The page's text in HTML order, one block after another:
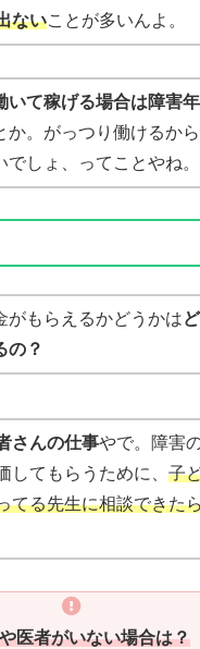
ないことが多いんよ。
いて稼げる場合は障害
か。がっつり働けるか
でしょ、ってことやね。
がもらえるかどうかは
の？
さんの仕事やで。障害
してもらうために、 子
てる先生に相談できた
医者がいない場合は？